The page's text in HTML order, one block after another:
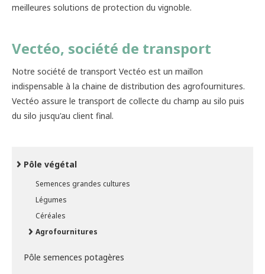
Pôle végétal
Semences grandes cultures
Légumes
Céréales
Agrofournitures
Pôle semences potagères
meilleures solutions de protection du vignoble.
Vectéo, société de transport
Notre société de transport Vectéo est un maillon
indispensable à la chaine de distribution des agrofournitures.
Vectéo assure le transport de collecte du champ au silo puis
du silo jusqu'au client final.